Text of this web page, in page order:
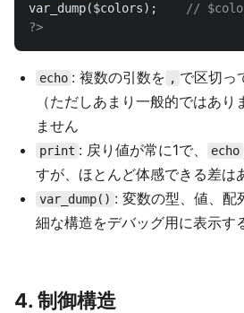
var_dump($colors);
//
?>
echo : 複数の引数を , で区切っ
（ただしあまり一般的ではあり
ません
print : 戻り値が常に1で、 echo
すが、ほとんど体感できる差は
var_dump() : 変数の型、値、配
細な構造をデバッグ用に表示す
4. 制御構造